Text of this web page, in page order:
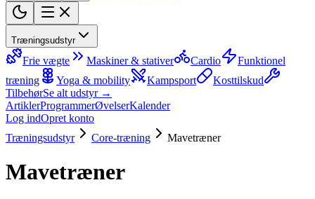
Træningsudstyr
Frie vægte Maskiner & stativer Cardio
Funktionel
træning
Yoga & mobility Kampsport
Kosttilskud
TilbehørSe alt udstyr →
ArtiklerProgrammerØvelserKalender
Log indOpret konto
Træningsudstyr
Core-træning Mavetræner
Mavetræner